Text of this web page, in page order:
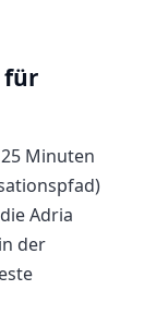
für
Minuten
Adria
der